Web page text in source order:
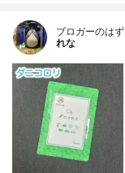
ブロガーのはず
れな